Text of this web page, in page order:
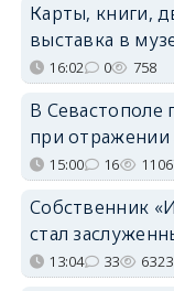
Карты, книги,
выставка в
16:02 0 758
В
при
15:00 16
Собственник
стал
13:04 33 6323